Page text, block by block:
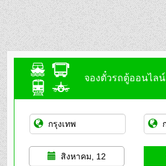
จองตั๋วรถตู้ออนไลน์
สิงหาคม, 12